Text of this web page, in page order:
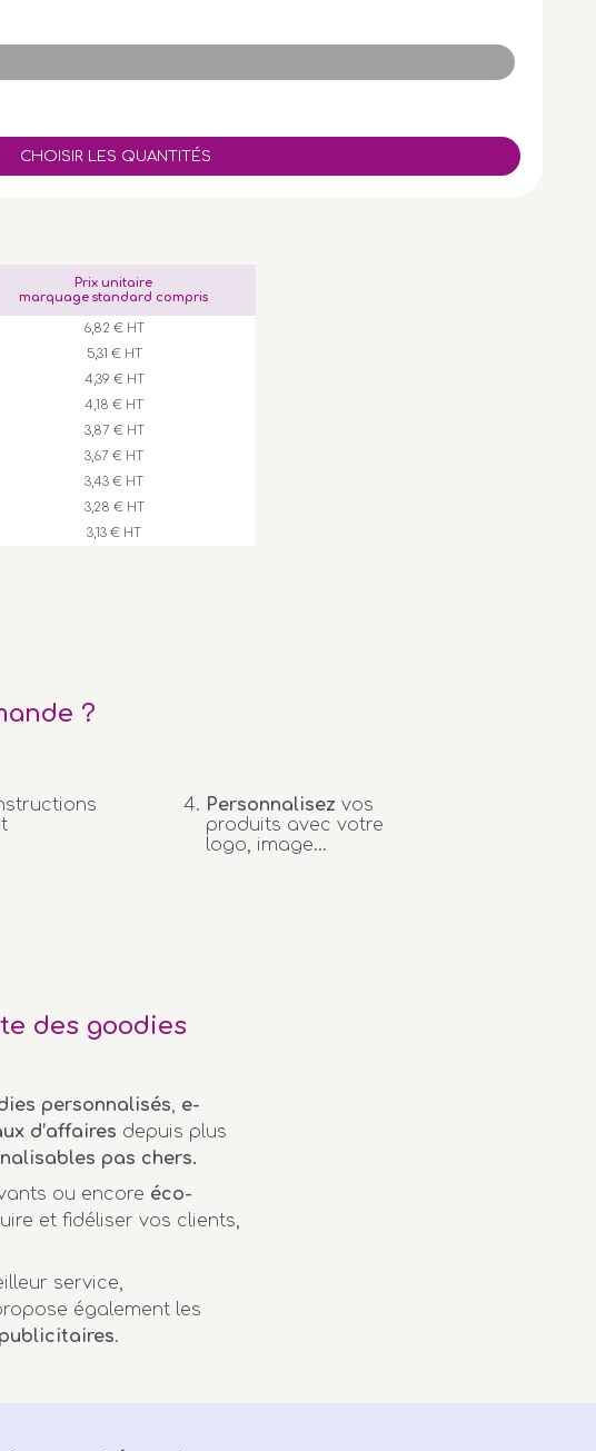
Prix unitaire
marquage standard compris
6,82 € HT
5,31 € HT
4,39 € HT
4,18 € HT
3,87 € HT
3,67 € HT
3,43 € HT
3,28 € HT
3,13 € HT
?
Personnalisez vos
produits avec votre
logo, image...
des goodies
personnalisés, e-
d’affaires depuis plus
pas chers.
ou encore éco-
et fidéliser vos clients,
service,
également les
.